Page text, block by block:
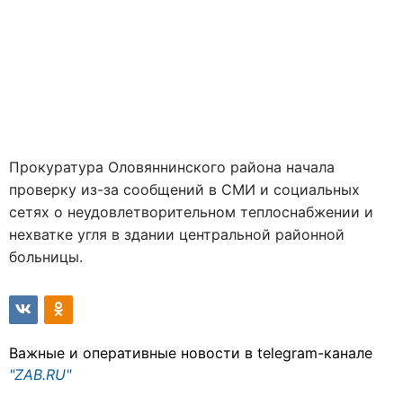
Прокуратура Оловяннинского района начала
проверку из-за сообщений в СМИ и социальных
сетях о неудовлетворительном теплоснабжении и
нехватке угля в здании центральной районной
больницы.
Важные и оперативные новости в telegram-канале
"ZAB.RU"